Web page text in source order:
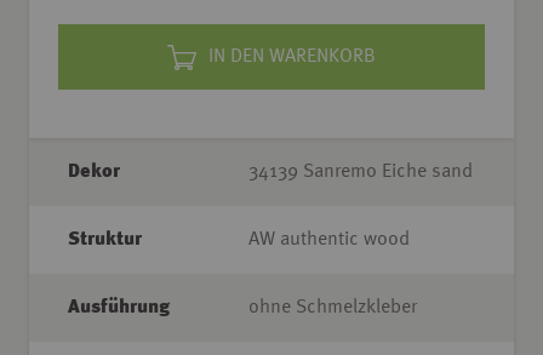
IN DEN WARENKORB
Dekor 34139 Sanremo Eiche sand
Struktur AW authentic wood
Ausführung ohne Schmelzkleber